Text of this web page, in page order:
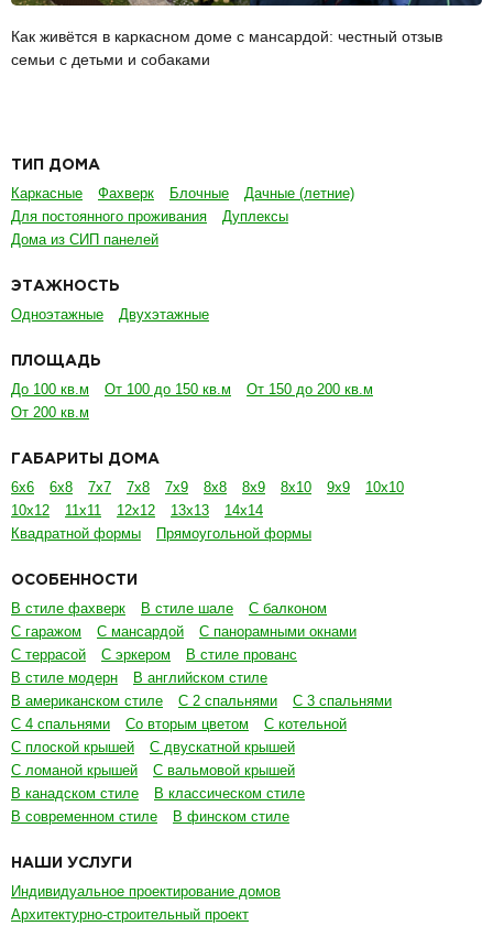
Как живётся в каркасном доме с мансардой: честный отзыв
семьи с детьми и собаками
ТИП ДОМА
Каркасные Фахверк Блочные
Дачные (летние)
Для постоянного проживания
Дуплексы
Дома из СИП панелей
ЭТАЖНОСТЬ
Одноэтажные Двухэтажные
ПЛОЩАДЬ
До 100 кв.м От 100 до 150 кв.м
От 150 до 200 кв.м
От 200 кв.м
ГАБАРИТЫ ДОМА
6х6 6х8 7х7 7х8 7х9 8х8 8х9 8х10 9х9
10х10
10х12
11х11 12х12 13х13
14х14
Квадратной формы
Прямоугольной формы
ОСОБЕННОСТИ
В стиле фахверк В стиле шале
С балконом
С гаражом
С мансардой
С панорамными окнами
С террасой
С эркером
В стиле прованс
В стиле модерн
В английском стиле
В американском стиле
С 2 спальнями
С 3 спальнями
С 4 спальнями
Со вторым цветом
С котельной
С плоской крышей
С двускатной крышей
С ломаной крышей
С вальмовой крышей
В канадском стиле
В классическом стиле
В современном стиле
В финском стиле
НАШИ УСЛУГИ
Индивидуальное проектирование домов
Архитектурно-строительный проект